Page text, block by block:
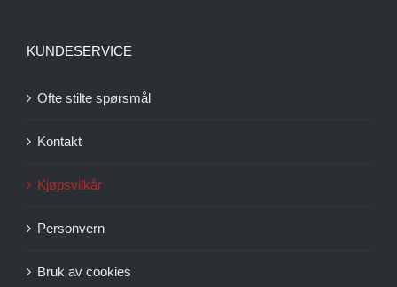
KUNDESERVICE
Ofte stilte spørsmål
Kontakt
Kjøpsvilkår
Personvern
Bruk av cookies